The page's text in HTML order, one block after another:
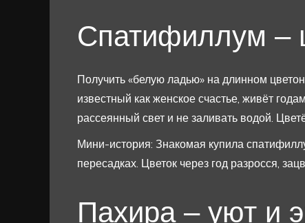
Спатифиллум –
Получить «белую ладью» на длинном
известный как женское счастье, живёт
рассеянный свет и не заливать водой.
Мини-история: Знакомая купила
пересадках. Цветок через год разросся,
Пахира – уют и